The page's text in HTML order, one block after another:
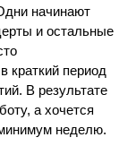
начинают
и остальные
краткий период
В результате
а хочется
неделю.